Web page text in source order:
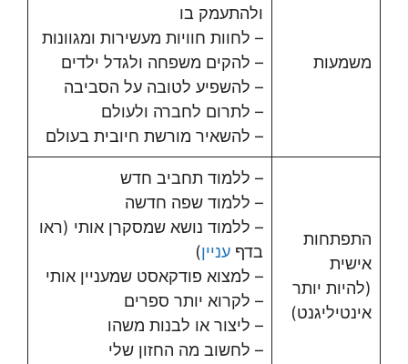
משמעות
ולהתעמק בו
– לחוות חוויות מעשירות ומגוונות
– להקים משפחה ולגדל ילדים
– להשפיע לטובה על הסביבה
– לתרום לחברה ולעולם
– להשאיר מורשת חיובית בעולם
התפתחות
אישית
(להיות יותר
אינטיליגנט)
– ללמוד תחביב חדש
– ללמוד שפה חדשה
– ללמוד נושא שמסקרן אותי (ראו
בדף עניין)
– למצוא פודקאסט שמעניין אותי
– לקרוא יותר ספרים
– ליצור או לבנות משהו
– לחשוב מה החזון שלי